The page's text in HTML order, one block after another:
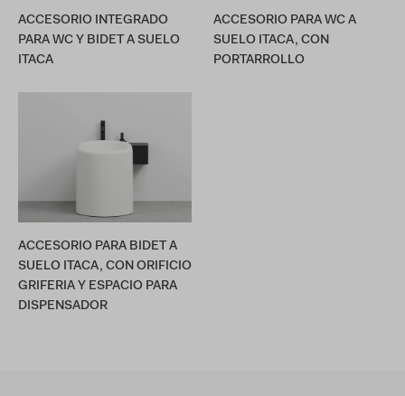
ACCESORIO INTEGRADO
PARA WC Y BIDET A SUELO
ITACA
ACCESORIO PARA WC A
SUELO ITACA, CON
PORTARROLLO
ACCESORIO PARA BIDET A
SUELO ITACA, CON ORIFICIO
GRIFERIA Y ESPACIO PARA
DISPENSADOR